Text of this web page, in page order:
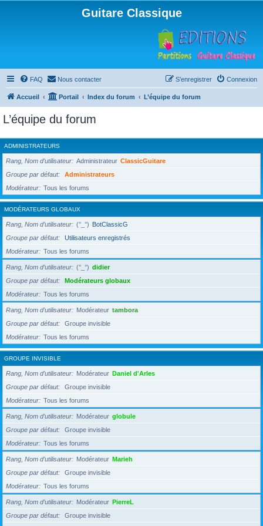
Guitare Classique
FAQ Nous contacter Connexion
S’enregistrer
Accueil Portail Index du forum L’équipe du forum
L’équipe du forum
ADMINISTRATEURS
Rang, Nom d’utilisateur Administrateur ClassicGuitare
Groupe par défaut
Administrateurs
Modérateur
Tous les forums
MODÉRATEURS GLOBAUX
Rang, Nom d’utilisateur (°_°) BotClassicG
Groupe par défaut
Utilisateurs enregistrés
Modérateur
Tous les forums
Rang, Nom d’utilisateur (°_°) didier
Groupe par défaut
Modérateurs globaux
Modérateur
Tous les forums
Rang, Nom d’utilisateur Modérateur tambora
Groupe par défaut
Groupe invisible
Modérateur
Tous les forums
GROUPE INVISIBLE
Rang, Nom d’utilisateur Modérateur Daniel d'Arles
Groupe par défaut
Groupe invisible
Modérateur
Tous les forums
Rang, Nom d’utilisateur Modérateur globule
Groupe par défaut
Groupe invisible
Modérateur
Tous les forums
Rang, Nom d’utilisateur Modérateur Marieh
Groupe par défaut
Groupe invisible
Modérateur
Tous les forums
Rang, Nom d’utilisateur Modérateur PierreL
Groupe par défaut
Groupe invisible